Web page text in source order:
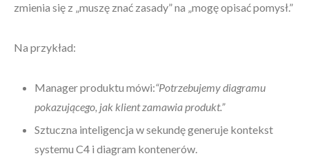
zmienia się z „muszę znać zasady” na „mogę opisać pomysł.”
Na przykład:
Manager produktu mówi:“Potrzebujemy diagramu
pokazującego, jak klient zamawia produkt.”
Sztuczna inteligencja w sekundę generuje kontekst
systemu C4 i diagram kontenerów.